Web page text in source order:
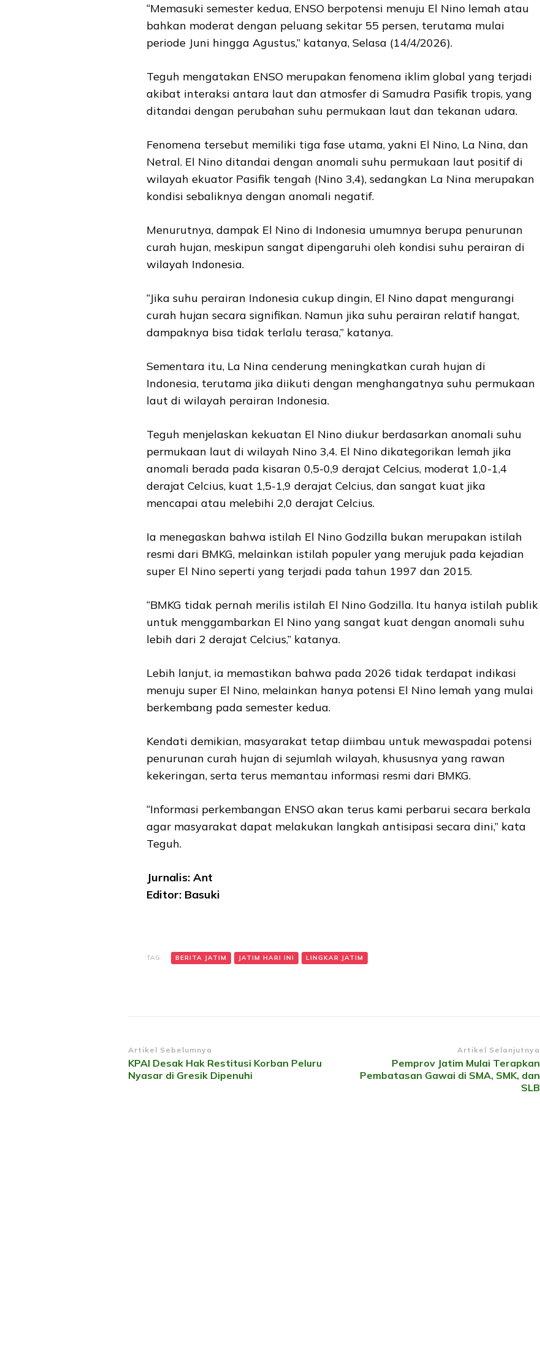
“Memasuki semester kedua, ENSO berpotensi menuju El Nino lemah atau
bahkan moderat dengan peluang sekitar 55 persen, terutama mulai
periode Juni hingga Agustus,” katanya, Selasa (14/4/2026).
Teguh mengatakan ENSO merupakan fenomena iklim global yang terjadi
akibat interaksi antara laut dan atmosfer di Samudra Pasifik tropis, yang
ditandai dengan perubahan suhu permukaan laut dan tekanan udara.
Fenomena tersebut memiliki tiga fase utama, yakni El Nino, La Nina, dan
Netral. El Nino ditandai dengan anomali suhu permukaan laut positif di
wilayah ekuator Pasifik tengah (Nino 3,4), sedangkan La Nina merupakan
kondisi sebaliknya dengan anomali negatif.
Menurutnya, dampak El Nino di Indonesia umumnya berupa penurunan
curah hujan, meskipun sangat dipengaruhi oleh kondisi suhu perairan di
wilayah Indonesia.
“Jika suhu perairan Indonesia cukup dingin, El Nino dapat mengurangi
curah hujan secara signifikan. Namun jika suhu perairan relatif hangat,
dampaknya bisa tidak terlalu terasa,” katanya.
Sementara itu, La Nina cenderung meningkatkan curah hujan di
Indonesia, terutama jika diikuti dengan menghangatnya suhu permukaan
laut di wilayah perairan Indonesia.
Teguh menjelaskan kekuatan El Nino diukur berdasarkan anomali suhu
permukaan laut di wilayah Nino 3,4. El Nino dikategorikan lemah jika
anomali berada pada kisaran 0,5-0,9 derajat Celcius, moderat 1,0-1,4
derajat Celcius, kuat 1,5-1,9 derajat Celcius, dan sangat kuat jika
mencapai atau melebihi 2,0 derajat Celcius.
Ia menegaskan bahwa istilah El Nino Godzilla bukan merupakan istilah
resmi dari BMKG, melainkan istilah populer yang merujuk pada kejadian
super El Nino seperti yang terjadi pada tahun 1997 dan 2015.
“BMKG tidak pernah merilis istilah El Nino Godzilla. Itu hanya istilah publik
untuk menggambarkan El Nino yang sangat kuat dengan anomali suhu
lebih dari 2 derajat Celcius,” katanya.
Lebih lanjut, ia memastikan bahwa pada 2026 tidak terdapat indikasi
menuju super El Nino, melainkan hanya potensi El Nino lemah yang mulai
berkembang pada semester kedua.
Kendati demikian, masyarakat tetap diimbau untuk mewaspadai potensi
penurunan curah hujan di sejumlah wilayah, khususnya yang rawan
kekeringan, serta terus memantau informasi resmi dari BMKG.
“Informasi perkembangan ENSO akan terus kami perbarui secara berkala
agar masyarakat dapat melakukan langkah antisipasi secara dini,” kata
Teguh.
Jurnalis: Ant
Editor: Basuki
TAG: BERITA JATIM JATIM HARI INI LINGKAR JATIM
Navigasi
Artikel
Artikel Sebelumnya
KPAI Desak Hak Restitusi Korban Peluru
Nyasar di Gresik Dipenuhi
Artikel Selanjutnya
Pemprov Jatim Mulai Terapkan
Pembatasan Gawai di SMA, SMK, dan
SLB